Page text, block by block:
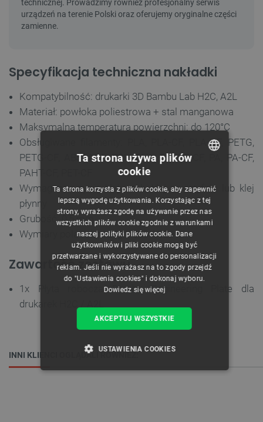
Specyfikacja techniczna nakładki
Kompatybilność: drukarki 3D Bambu Lab H2C, A2L
Materiał: powłoka poliestrowa + stal manganowa
Maksymalna temperatura powierzchni: do 120°C
Obsługiwane filamenty: PLA, PLA-CF, PLA-GF, PETG,
PETG-CF, ABS, ASA, TPU, PVA, PC, PC-CF, PA, PA-CF,
PAHT-CF, PET-CF
Wymagane użycie kleju: tak, klej w sztyfcie lub klej
płynny
Grubość: 0,5 mm
Wymiary pola roboczego: 330 x 320 mm
Zawartość zestawu
1x Płyta robocza Bambu Engineering Plate dla
drukarek H2C / A2L
INNI KLIENCI OGLĄDALI RÓWNIEŻ:
CZECH
ENGLISH
GERMAN
Ta strona używa plików
cookie
Ta strona korzysta z plików cookie, aby zapewnić
lepszą wygodę użytkowania. Korzystając z tej
strony, wyrażasz zgodę na używanie przez nas
wszystkich plików cookie zgodnie z warunkami
naszej polityki plików cookie. Dane
użytkowników i pliki cookie mogą być
przetwarzane i wykorzystywane do personalizacji
reklam. Jeśli nie wyrażasz na to zgody przejdź
do "Ustawienia cookies" i dokonaj wyboru.
Dowiedz się więcej
AKCEPTUJ WSZYSTKIE
USTAWIENIA COOKIES